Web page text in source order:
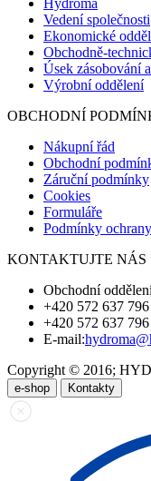
Hydroma
Vedení společnosti
Ekonomické
Obchodně-
Úsek zásobování
Výrobní oddělení
OBCHODNÍ
Nákupní řád
Obchodní
Záruční podmínky
Cookies
Formuláře
Podmínky
KONTAKTUJTE NÁS
Obchodní
+420 572 637 796
+420 572 637 796
E-mail:
Copyright © 2016;
e-shop Kontakty